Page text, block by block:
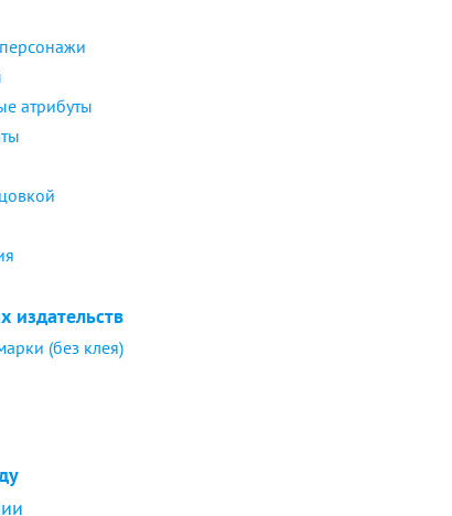
атрибуты
издательств
(без клея)